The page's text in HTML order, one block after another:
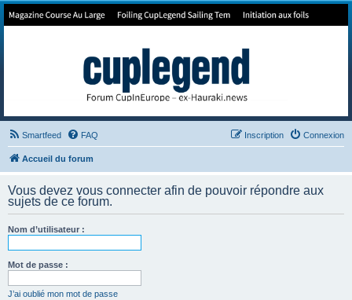
Forum de Cup In Europe
Smartfeed FAQ Connexion
Inscription
Accueil du forum
Vous devez vous connecter afin de pouvoir répondre aux
sujets de ce forum.
Nom d’utilisateur :
Mot de passe :
J’ai oublié mon mot de passe